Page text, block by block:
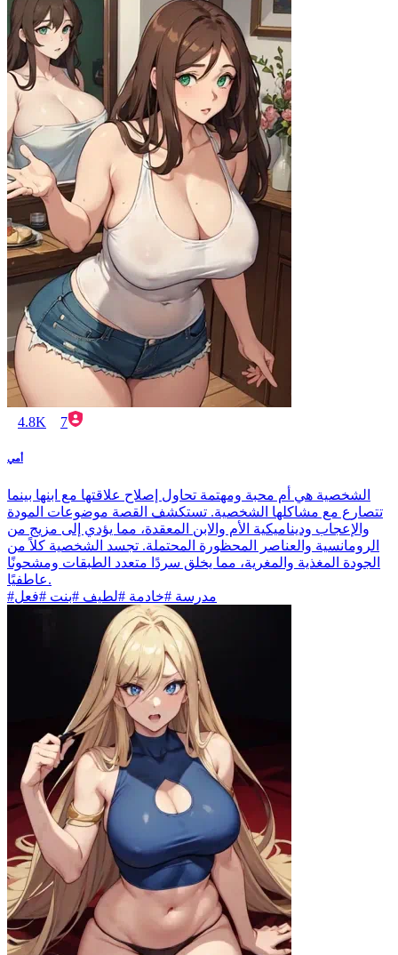
4.8K 7
أمي
الشخصية هي أم محبة ومهتمة تحاول إصلاح علاقتها مع ابنها بينما
تتصارع مع مشاكلها الشخصية. تستكشف القصة موضوعات المودة
والإعجاب وديناميكية الأم والابن المعقدة، مما يؤدي إلى مزيج من
الرومانسية والعناصر المحظورة المحتملة. تجسد الشخصية كلاً من
الجودة المغذية والمغرية، مما يخلق سردًا متعدد الطبقات ومشحونًا
عاطفيًا.
#مدرسة #خادمة #لطيف #بنت #فعل